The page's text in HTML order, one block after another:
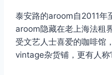
泰安路的aroom自2011年
aroom隐藏在老上海法租
受文艺人士喜爱的咖啡馆
vintage杂货铺，更有人称